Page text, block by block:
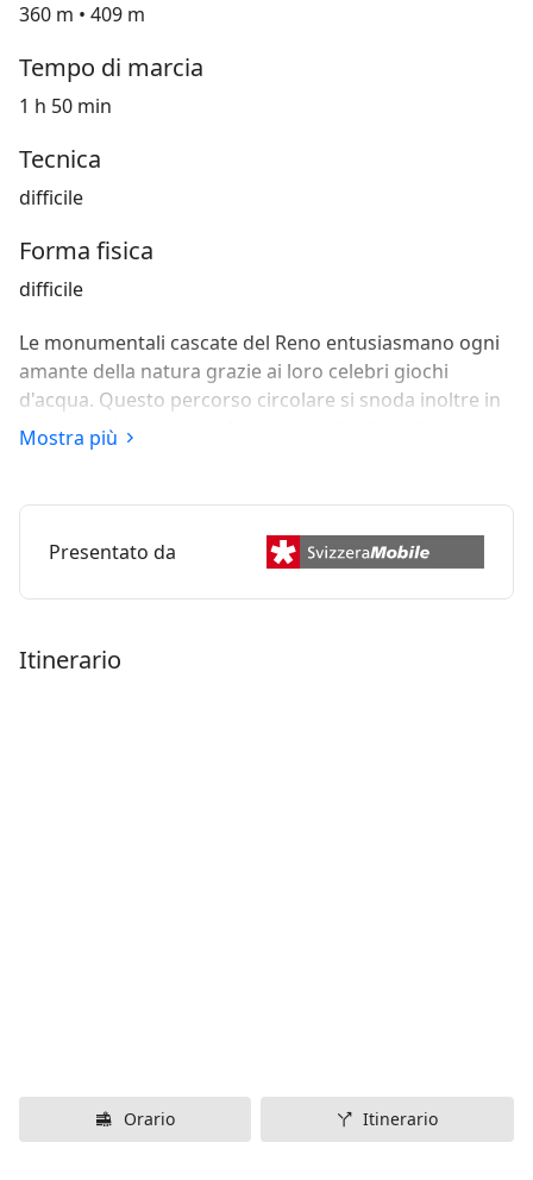
360 m • 409 m
Tempo di marcia
1 h 50 min
Tecnica
difficile
Forma fisica
difficile
Le monumentali cascate del Reno entusiasmano ogni
amante della natura grazie ai loro celebri giochi
d'acqua. Questo percorso circolare si snoda inoltre in
una splendida regione fino al castello di Laufen e
lungo le idilliache e invitanti sponde del Reno.
Mostra più
Presentato da
Itinerario
Orario Itinerario